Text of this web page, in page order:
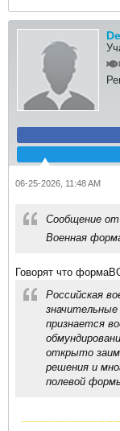
06-25-2026, 11:48 AM
Сообщение от
Военная
Говорят что
Российская
признается
открыто
решения и
полевой